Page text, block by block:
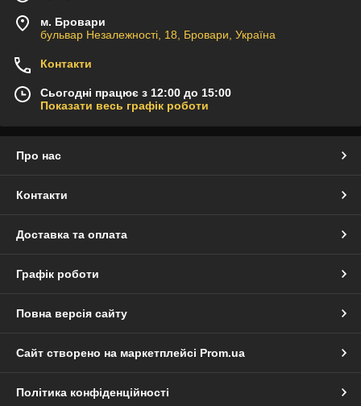
м. Бровари
бульвар Незалежності, 18, Бровари, Україна
Контакти
Сьогодні працює з 12:00 до 15:00
Показати весь графік роботи
Про нас
Контакти
Доставка та оплата
Графік роботи
Повна версія сайту
Сайт створено на маркетплейсі Prom.ua
Політика конфіденційності